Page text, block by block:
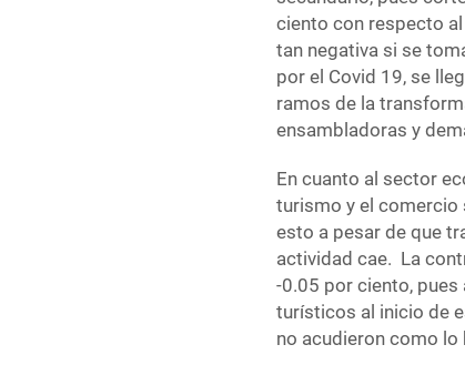
ciento con respecto
tan negativa si se
por el Covid 19, se
ramos de la
ensambladoras y
En cuanto al sector
turismo y el comercio
esto a pesar de que
actividad cae. La
-0.05 por ciento,
turísticos al inicio de
no acudieron como